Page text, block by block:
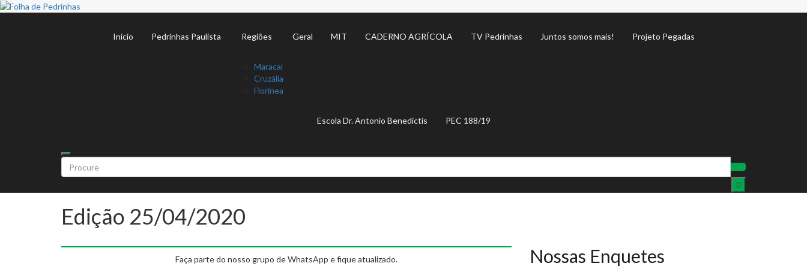
Início Pedrinhas Paulista Regiões
Maracaí
Cruzália
Florínea
Geral MIT CADERNO AGRÍCOLA TV Pedrinhas Juntos somos mais! Projeto Pegadas
Escola Dr. Antonio Benedictis PEC 188/19
Edição 25/04/2020
Faça parte do nosso grupo de WhatsApp e fique atualizado. Nossas Enquetes